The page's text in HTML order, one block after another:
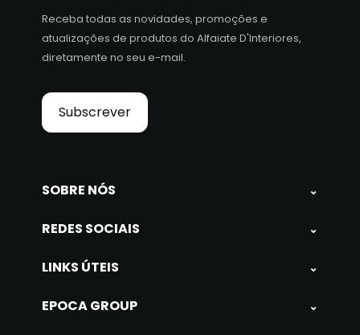
Receba todas as novidades, promoções e
atualizações de produtos do Alfaiate D'Interiores,
diretamente no seu e-mail.
Subscrever
SOBRE NÓS ⌄
REDES SOCIAIS ⌄
LINKS ÚTEIS ⌄
EPOCA GROUP ⌄